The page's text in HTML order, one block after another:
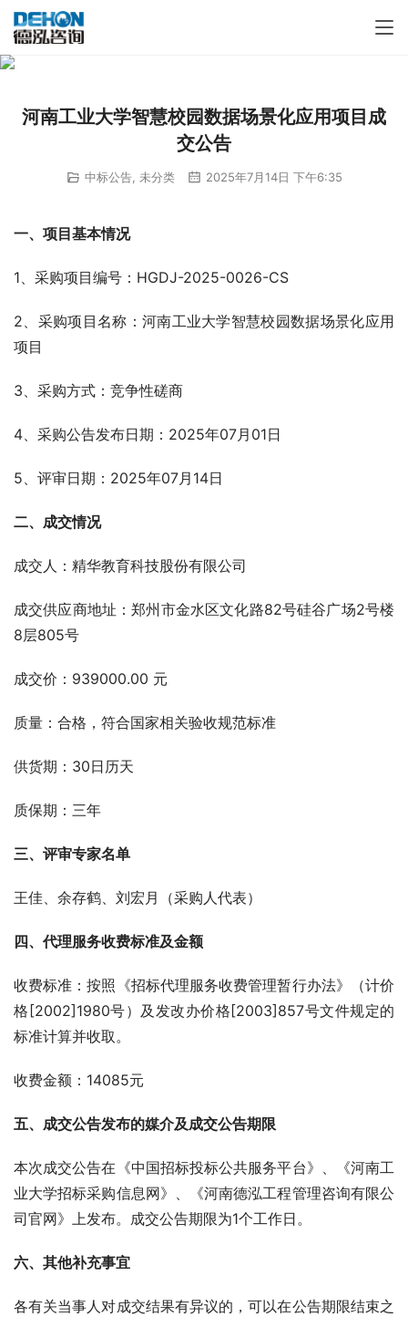
河南工业大学智慧校园数据场景化应用项目成
交公告
中标公告, 未分类 2025年7月14日 下午6:35
一、项目基本情况
1、采购项目编号：HGDJ-2025-0026-CS
2、采购项目名称：河南工业大学智慧校园数据场景化应用
项目
3、采购方式：竞争性磋商
4、采购公告发布日期：2025年07月01日
5、评审日期：2025年07月14日
二、成交情况
成交人：精华教育科技股份有限公司
成交供应商地址：郑州市金水区文化路82号硅谷广场2号楼
8层805号
成交价：939000.00 元
质量：合格，符合国家相关验收规范标准
供货期：30日历天
质保期：三年
三、评审专家名单
王佳、余存鹤、刘宏月（采购人代表）
四、代理服务收费标准及金额
收费标准：按照《招标代理服务收费管理暂行办法》（计价
格[2002]1980号）及发改办价格[2003]857号文件规定的
标准计算并收取。
收费金额：14085元
五、成交公告发布的媒介及成交公告期限
本次成交公告在《中国招标投标公共服务平台》、《河南工
业大学招标采购信息网》、《河南德泓工程管理咨询有限公
司官网》上发布。成交公告期限为1个工作日。
六、其他补充事宜
各有关当事人对成交结果有异议的，可以在公告期限结束之